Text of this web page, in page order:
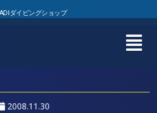
ダイビングショップ
2008.11.30